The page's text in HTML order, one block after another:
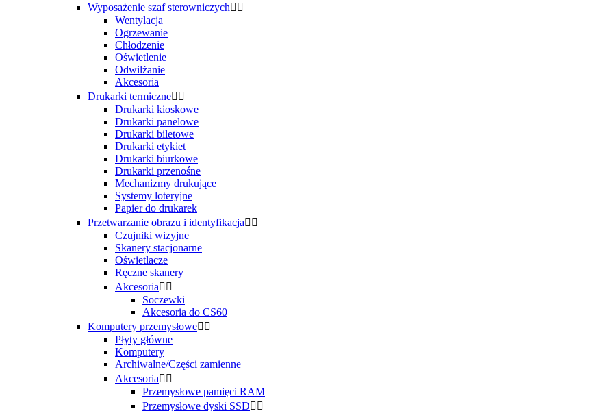
Wyposażenie szaf sterowniczych 
Wentylacja
Ogrzewanie
Chłodzenie
Oświetlenie
Odwilżanie
Akcesoria
Drukarki termiczne 
Drukarki kioskowe
Drukarki panelowe
Drukarki biletowe
Drukarki etykiet
Drukarki biurkowe
Drukarki przenośne
Mechanizmy drukujące
Systemy loteryjne
Papier do drukarek
Przetwarzanie obrazu i identyfikacja 
Czujniki wizyjne
Skanery stacjonarne
Oświetlacze
Ręczne skanery
Akcesoria 
Soczewki
Akcesoria do CS60
Komputery przemysłowe 
Płyty główne
Komputery
Archiwalne/Części zamienne
Akcesoria 
Przemysłowe pamięci RAM
Przemysłowe dyski SSD 